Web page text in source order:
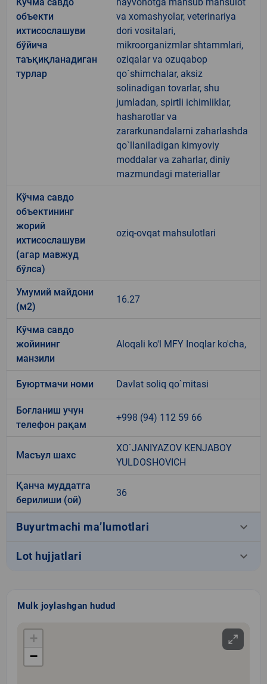
объекти
ихтисослашуви
бўйича
таъқиқланадиган
турлар
va xomashyolar, veterinariya
dori vositalari,
mikroorganizmlar shtammlari,
oziqalar va ozuqabop
qo`shimchalar, aksiz
solinadigan tovarlar, shu
jumladan, spirtli ichimliklar,
hasharotlar va
zararkunandalarni zaharlashda
qo`llaniladigan kimyoviy
moddalar va zaharlar, diniy
mazmundagi materiallar
Кўчма савдо
объектининг
жорий
ихтисослашуви
(агар мавжуд
бўлса)
oziq-ovqat mahsulotlari
Умумий майдони
(м2)
16.27
Кўчма савдо
жойининг
манзили
Aloqali ko'l MFY Inoqlar ko'cha,
Буюртмачи номи Davlat soliq qo`mitasi
Боғланиш учун
телефон рақам
+998 (94) 112 59 66
Масъул шахс
XO`JANIYAZOV KENJABOY
YULDOSHOVICH
Қанча муддатга
берилиши (ой)
36
Buyurtmachi ma’lumotlari keyboard_arrow_down
Lot hujjatlari keyboard_arrow_down
Mulk joylashgan hudud
+
−